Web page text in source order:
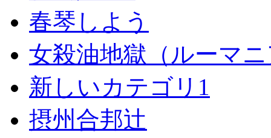
春琴しよう
女殺油地獄（ルーマ
新しいカテゴリ1
摂州合邦辻